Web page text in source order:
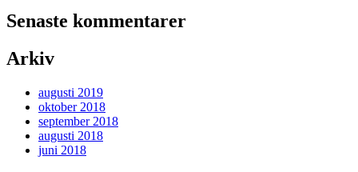
Senaste kommentarer
Arkiv
augusti 2019
oktober 2018
september 2018
augusti 2018
juni 2018